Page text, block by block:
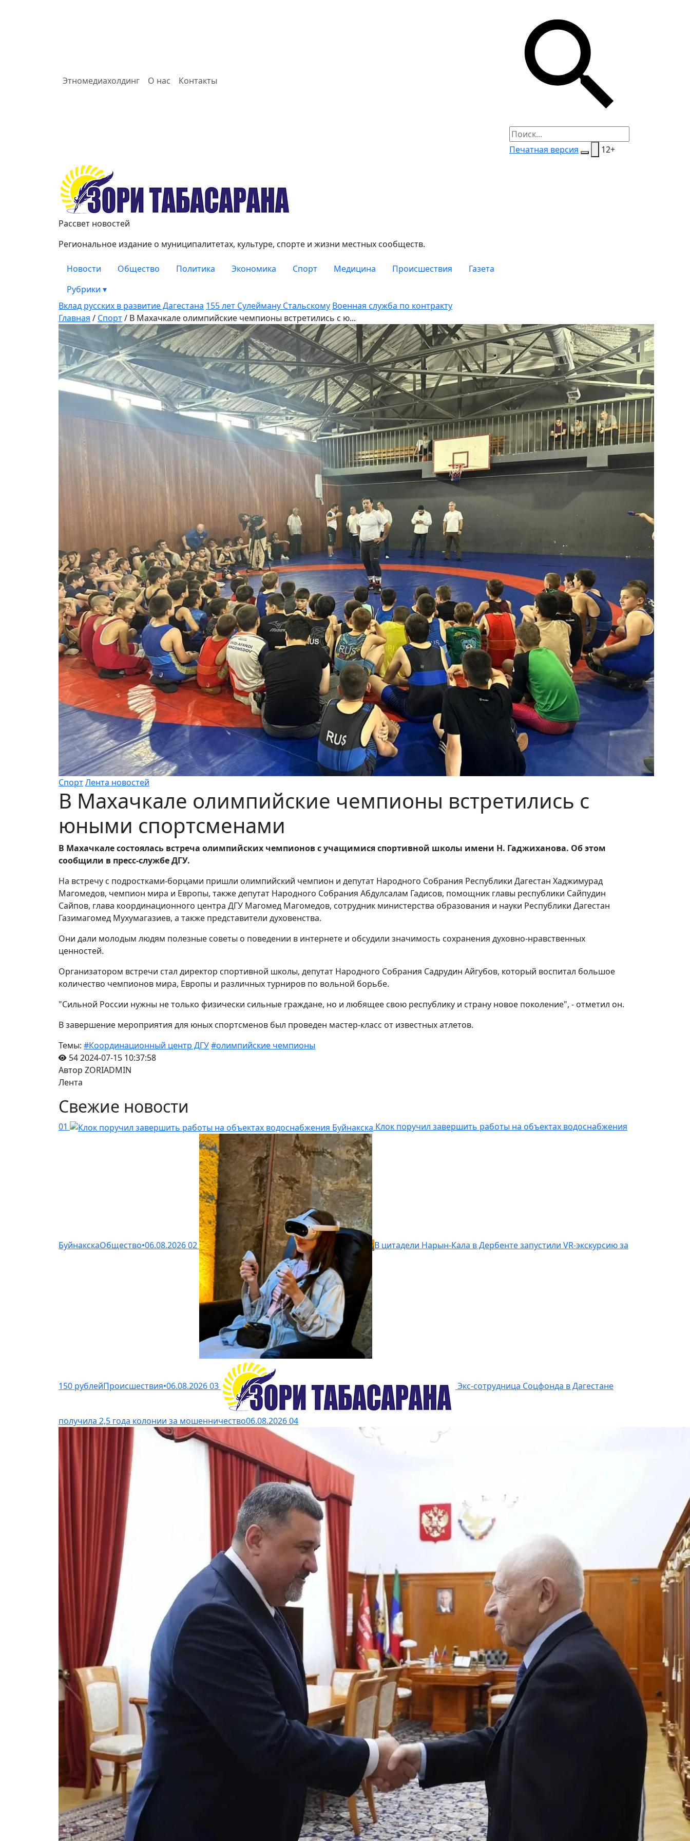
Этномедиахолдинг О нас Контакты
Печатная версия 12+
Зори
Рассвет новостей
Региональное издание о муниципалитетах, культуре, спорте и жизни местных сообществ.
Новости Общество Политика Экономика Спорт Медицина Происшествия
Газета
Рубрики ▾
Вклад русских в развитие Дагестана 155 лет Сулейману Стальскому Военная служба по контракту
Главная / Спорт/ В Махачкале олимпийские чемпионы встретились с ю...
СпортЛента новостей
В Махачкале олимпийские чемпионы встретились с
юными спортсменами
В Махачкале состоялась встреча олимпийских чемпионов с учащимися спортивной школы имени Н. Гаджиханова. Об этом
сообщили в пресс-службе ДГУ.
На встречу с подростками-борцами пришли олимпийский чемпион и депутат Народного Собрания Республики Дагестан Хаджимурад
Магомедов, чемпион мира и Европы, также депутат Народного Собрания Абдулсалам Гадисов, помощник главы республики Сайпудин
Сайпов, глава координационного центра ДГУ Магомед Магомедов, сотрудник министерства образования и науки Республики Дагестан
Газимагомед Мухумагазиев, а также представители духовенства.
Они дали молодым людям полезные советы о поведении в интернете и обсудили значимость сохранения духовно-нравственных
ценностей.
Организатором встречи стал директор спортивной школы, депутат Народного Собрания Садрудин Айгубов, который воспитал большое
количество чемпионов мира, Европы и различных турниров по вольной борьбе.
"Сильной России нужны не только физически сильные граждане, но и любящее свою республику и страну новое поколение", - отметил он.
В завершение мероприятия для юных спортсменов был проведен мастер-класс от известных атлетов.
Темы: #Координационный центр ДГУ#олимпийские чемпионы
542024-07-15 10:37:58
Автор ZORIADMIN
Лента
Свежие новости
01 Клок поручил завершить работы на объектах водоснабжения
БуйнакскаОбщество•06.08.202602 В цитадели Нарын-Кала в Дербенте запустили VR-экскурсию за
150 рублейПроисшествия•06.08.202603 Экс-сотрудница Соцфонда в Дагестане
получила 2,5 года колонии за мошенничество06.08.202604